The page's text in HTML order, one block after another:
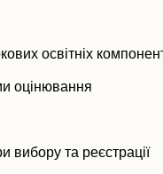
освітніх
оцінювання
та реєстрації